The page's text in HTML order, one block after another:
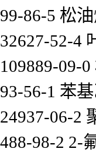
99-86-5 松
32627-52-4
109889-09-
93-56-1 苯
24937-06-2
488-98-2 2-